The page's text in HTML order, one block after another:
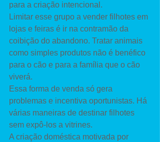
para a criação intencional.
Limitar esse grupo a vender filhotes em
lojas e feiras é ir na contramão da
coibição do abandono. Tratar animais
como simples produtos não é benéfico
para o cão e para a família que o cão
viverá.
Essa forma de venda só gera
problemas e incentiva oportunistas. Há
várias maneiras de destinar filhotes
sem expô-los a vitrines.
A criação doméstica motivada por